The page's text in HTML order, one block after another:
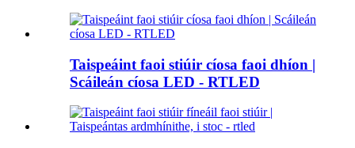
Taispeáint faoi stiúir cíosa faoi dhíon |
Scáileán cíosa LED - RTLED